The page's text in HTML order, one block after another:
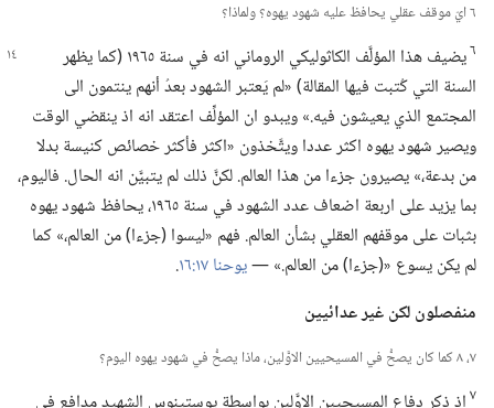
٦ ايّ موقف عقلي يحافظ عليه شهود يهوه؟‏ ولماذا؟‏
٦يضيف هذا المؤلَّف الكاثوليكي الروماني انه
في سنة ١٩٦٥ (‏كما يظهر
السنة التي كُتبت فيها المقالة)‏ «لم يَعتبر الشهود بعدُ أنهم ينتمون الى
المجتمع الذي يعيشون فيه.‏» ويبدو ان المؤلِّف اعتقد انه اذ ينقضي الوقت
ويصير شهود يهوه اكثر عددا ويتَّخذون «اكثر فأكثر خصائص كنيسة بدلا
من بدعة،‏» يصيرون جزءا من هذا العالم.‏ لكنَّ ذلك لم يتبيَّن انه الحال.‏ فاليوم،‏
بما يزيد على اربعة اضعاف عدد الشهود في سنة ١٩٦٥،‏ يحافظ شهود يهوه
بثبات على موقفهم العقلي بشأن العالم.‏ فهم «ليسوا (‏جزءا)‏ من العالم،‏» كما
لم يكن يسوع «(‏جزءا)‏ من العالم.‏» —‏يوحنا ١٧:‏١٦
‏.‏
منفصلون لكن غير عدائيين
٧،‏ ٨ كما كان يصحُّ في المسيحيين الاوَّلين،‏ ماذا يصحُّ في شهود يهوه اليوم؟‏
٧